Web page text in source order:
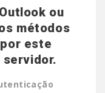
ou
métodos
este